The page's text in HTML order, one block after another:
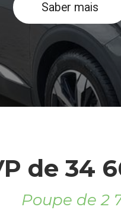
Saber mais
de 34
Poupe de 2